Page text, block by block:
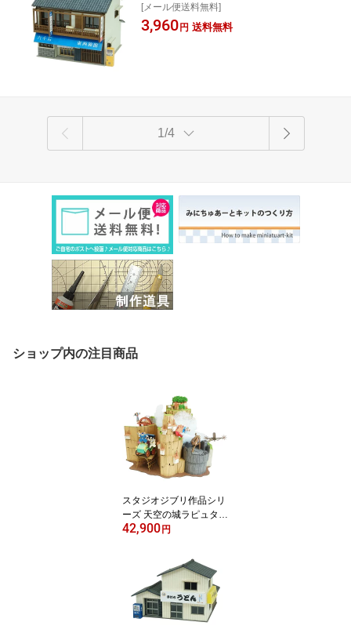
ージ 建物 精密 おうち時間 工作 ミニチ
ュア インテリア
[メール便送料無料]
3,960 円 送料無料
1/4
ショップ内の注目商品
スタジオジブリ作品シリ
ーズ 天空の城ラピュタ
【天空の城ラピュタジオ
ちゅあーとキット おうち
時間 工作 ミニチュア イ
ンテリア
42,900 円